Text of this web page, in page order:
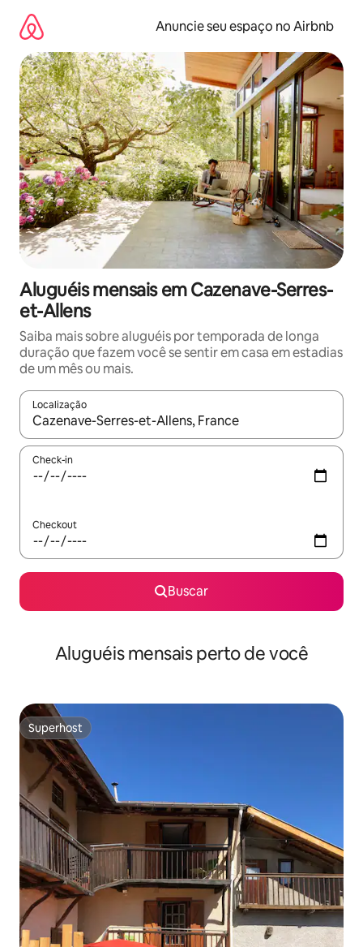
para
conteúdo
Anuncie seu espaço no Airbnb
Aluguéis mensais em Cazenave-Serres-
et-Allens
Saiba mais sobre aluguéis por temporada de longa
duração que fazem você se sentir em casa em estadias
de um mês ou mais.
Localização
Quando os resultados estiverem disponíveis, explore-os
Check-in
Checkout
Buscar
Aluguéis mensais perto de você
Superhost
Superhost